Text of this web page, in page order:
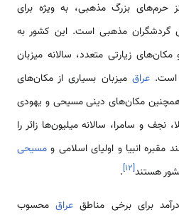
حرم‌های بزرگ مذهبی، به ویژه برای
گردشگران مذهبی است. این کشور به
زیارتی متعدد، سالانه میزبان
است.عراق میزبان بسیاری از مکان‌های
مکان‌های دینی مسیحی و یهودی
و سامرا، سالانه میلیون‌ها زائر را
مقبره انبیا و اولیای اسلامی و مسیحی
هستند[۱۲]
.
برای برخی مناطق عراقمحسوب